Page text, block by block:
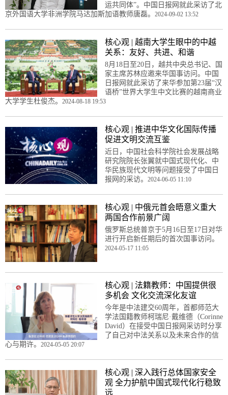
运共同体”。中国日报网就此采访了北
京外国语大学非洲学院马达加斯加语教师唐磊。 2024-09-02 13:52
核心观 | 越南大学生眼中的中越
关系：友好、共进、和谐
8月18日至20日，越共中央总书记、国
家主席苏林应邀来华国事访问。中国
日报网就此采访了来华参加第23届“汉
语桥”世界大学生中文比赛的越南商业
大学学生杜俊杰。 2024-08-18 19:53
核心观 | 推进中华文化国际传播
促进文明交流互鉴
近日，中国社会科学院社会发展战略
研究院院长张翼就中国式现代化、中
华民族现代文明等问题接受了中国日
报网的采访。 2024-06-05 11:10
核心观 | 中俄元首会晤意义重大
两国合作前景广阔
俄罗斯总统普京于5月16日至17日对华
进行开启新任期后的首次国事访问。
2024-05-17 11:05
核心观 | 法籍教师：中国提供很
多机会 文化交流深化友谊
今年是中法建交60周年，首都师范大
学法国籍教师柯瑞尼·戴维德（Corinne
David）在接受中国日报网采访时分享
了自己对中法关系以及未来合作的信
心与期许。 2024-05-05 20:07
核心观 | 深入践行总体国家安全
观 全力护航中国式现代化行稳致
远